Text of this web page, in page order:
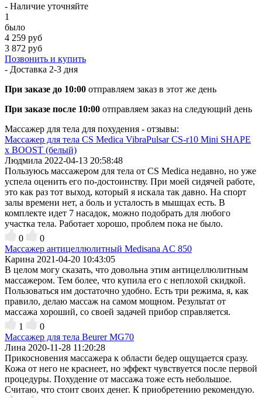
- Наличие уточняйте
1
было
4 259 руб
3 872 руб
Позвонить и купить
- Доставка 2-3 дня
При заказе до 10:00 отправляем заказ в этот же день
При заказе после 10:00 отправляем заказ на следующий день
Массажер для тела для похудения - отзывы:
Массажер для тела CS Medica VibraPulsar CS-r10 Mini SHAPE
x BOOST (белый)
Людмила 2022-04-13 20:58:48
Пользуюсь массажером для тела от CS Medica недавно, но уже
успела оценить его по-достоинству. При моей сидячей работе,
это как раз тот выход, который я искала так давно. На спорт
залы времени нет, а боль и усталость в мышцах есть. В
комплекте идет 7 насадок, можно подобрать для любого
участка тела. Работает хорошо, проблем пока не было.
0
0
Массажер антицеллюлитный Medisana AC 850
Карина 2021-04-20 10:43:05
В целом могу сказать, что довольна этим антицеллюлитным
массажером. Тем более, что купила его с неплохой скидкой.
Пользоваться им достаточно удобно. Есть три режима, я, как
правило, делаю массаж на самом мощном. Результат от
массажа хороший, со своей задачей прибор справляется.
1
0
Массажер для тела Beurer MG70
Лина 2020-11-28 11:20:28
Прикосновения массажера к области бедер ощущается сразу.
Кожа от него не краснеет, но эффект чувствуется после первой
процедуры. Похудение от массажа тоже есть небольшое.
Считаю, что стоит своих денег. К приобретению рекомендую.